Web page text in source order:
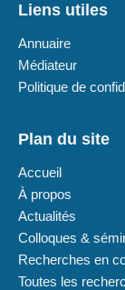
Liens utiles
Annuaire
Médiateur
Politique de
Plan du site
Accueil
À propos
Actualités
Colloques &
Recherches en
Toutes les